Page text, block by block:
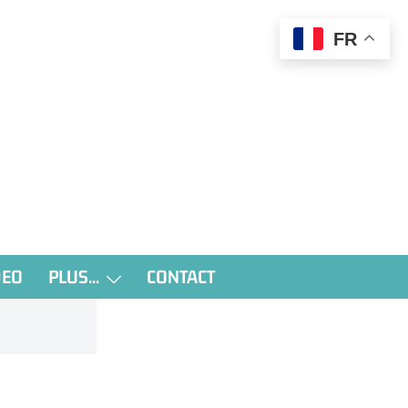
PLUS… CONTACT
FR